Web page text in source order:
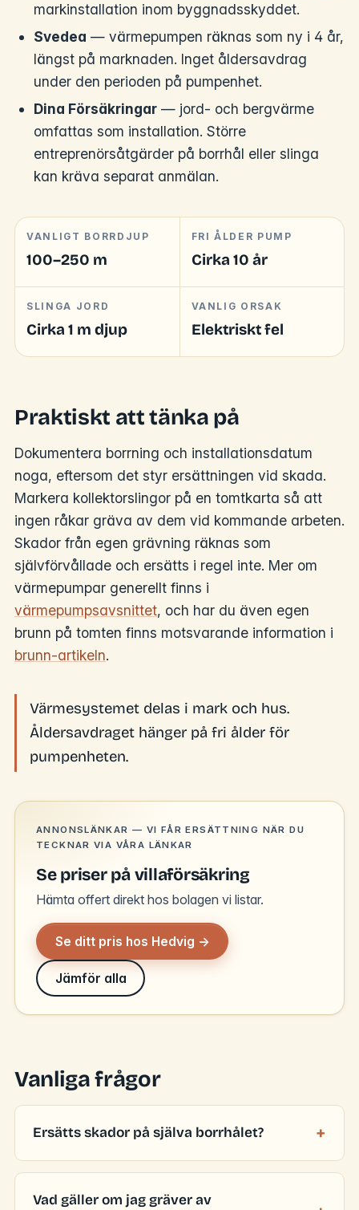
markinstallation inom byggnadsskyddet.
Svedea — värmepumpen räknas som ny i 4 år,
längst på marknaden. Inget åldersavdrag
under den perioden på pumpenhet.
Dina Försäkringar — jord- och bergvärme
omfattas som installation. Större
entreprenörsåtgärder på borrhål eller slinga
kan kräva separat anmälan.
VANLIGT BORRDJUP
100–250 m
FRI ÅLDER PUMP
Cirka 10 år
SLINGA JORD
Cirka 1 m djup
VANLIG ORSAK
Elektriskt fel
Praktiskt att tänka på
Dokumentera borrning och installationsdatum
noga, eftersom det styr ersättningen vid skada.
Markera kollektorslingor på en tomtkarta så att
ingen råkar gräva av dem vid kommande arbeten.
Skador från egen grävning räknas som
självförvållade och ersätts i regel inte. Mer om
värmepumpar generellt finns i
värmepumpsavsnittet, och har du även egen
brunn på tomten finns motsvarande information i
brunn-artikeln.
Värmesystemet delas i mark och hus.
Åldersavdraget hänger på fri ålder för
pumpenheten.
ANNONSLÄNKAR — VI FÅR ERSÄTTNING NÄR DU
TECKNAR VIA VÅRA LÄNKAR
Se priser på villaförsäkring
Hämta offert direkt hos bolagen vi listar.
Se ditt pris hos Hedvig →
Jämför alla
Vanliga frågor
Ersätts skador på själva borrhålet?
Vad gäller om jag gräver av